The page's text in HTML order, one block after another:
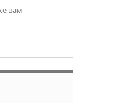
вам